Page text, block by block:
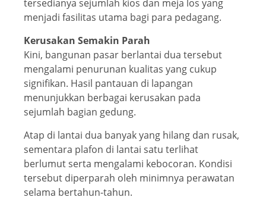
tersedianya sejumlah kios dan meja los yang
menjadi fasilitas utama bagi para pedagang.
Kerusakan Semakin Parah
Kini, bangunan pasar berlantai dua tersebut
mengalami penurunan kualitas yang cukup
signifikan. Hasil pantauan di lapangan
menunjukkan berbagai kerusakan pada
sejumlah bagian gedung.
Atap di lantai dua banyak yang hilang dan rusak,
sementara plafon di lantai satu terlihat
berlumut serta mengalami kebocoran. Kondisi
tersebut diperparah oleh minimnya perawatan
selama bertahun-tahun.